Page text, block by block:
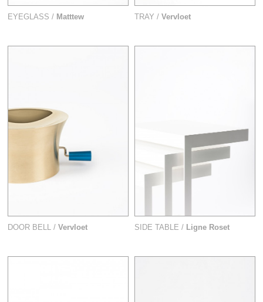
EYEGLASS / Matttew TRAY / Vervloet
DOOR BELL / Vervloet SIDE TABLE / Ligne Roset